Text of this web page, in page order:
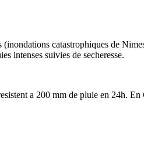
catastrophiques de
intenses suivies de secheresse.
a 200 mm de pluie en 24h.